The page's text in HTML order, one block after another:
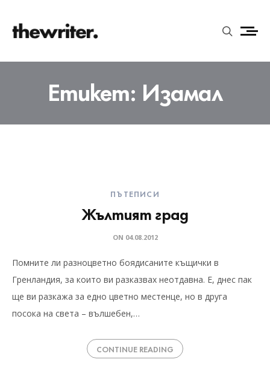
Етикет: Изамал
ПЪТЕПИСИ
Жълтият град
ON 04.08.2012
Помните ли разноцветно боядисаните къщички в
Гренландия, за които ви разказвах неотдавна. Е, днес пак
ще ви разкажа за едно цветно местенце, но в друга
посока на света – вълшебен,…
CONTINUE READING